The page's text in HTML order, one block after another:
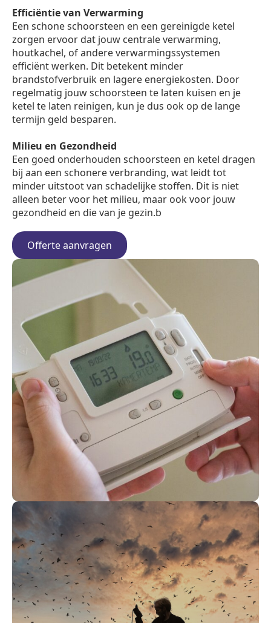
Efficiëntie van Verwarming
Een schone schoorsteen en een gereinigde ketel
zorgen ervoor dat jouw centrale verwarming,
houtkachel, of andere verwarmingssystemen
efficiënt werken. Dit betekent minder
brandstofverbruik en lagere energiekosten. Door
regelmatig jouw schoorsteen te laten kuisen en je
ketel te laten reinigen, kun je dus ook op de lange
termijn geld besparen.
Milieu en Gezondheid
Een goed onderhouden schoorsteen en ketel dragen
bij aan een schonere verbranding, wat leidt tot
minder uitstoot van schadelijke stoffen. Dit is niet
alleen beter voor het milieu, maar ook voor jouw
gezondheid en die van je gezin.b
Offerte aanvragen